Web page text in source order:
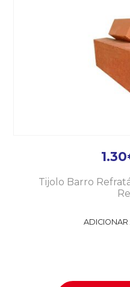
1.30
Tijolo Barro
ADICIONAR